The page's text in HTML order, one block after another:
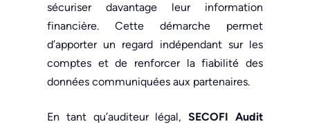
sécuriser davantage leur information
financière. Cette démarche permet
d’apporter un regard indépendant sur les
comptes et de renforcer la fiabilité des
données communiquées aux partenaires.
En tant qu’auditeur légal,SECOFI Audit